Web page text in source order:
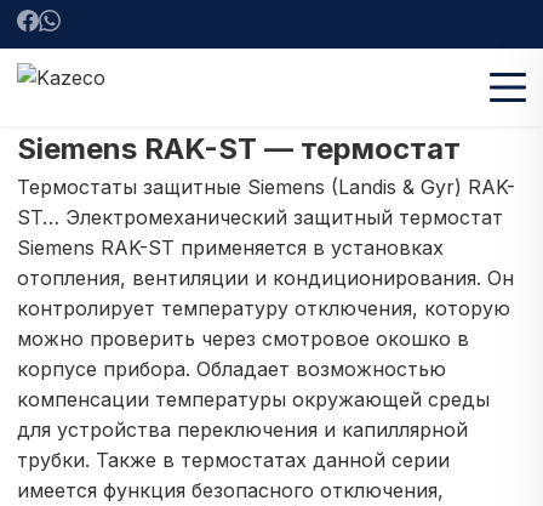
Siemens RAK-ST — термостат
Термостаты защитные Siemens (Landis & Gyr) RAK-
ST… Электромеханический защитный термостат
Siemens RAK-ST применяется в установках
отопления, вентиляции и кондиционирования. Он
контролирует температуру отключения, которую
можно проверить через смотровое окошко в
корпусе прибора. Обладает возможностью
компенсации температуры окружающей среды
для устройства переключения и капиллярной
трубки. Также в термостатах данной серии
имеется функция безопасного отключения,